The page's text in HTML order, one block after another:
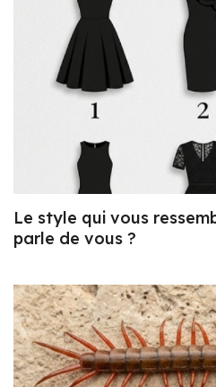
Le style qui vous
parle de vous ?